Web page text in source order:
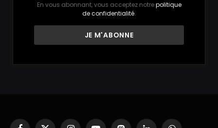
En vous abonnant, vous acceptez notrepolitique
de confidentialité.